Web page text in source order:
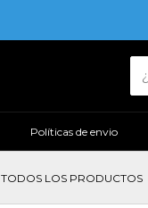
Políticas de envio
TODOS LOS PRODUCTOS